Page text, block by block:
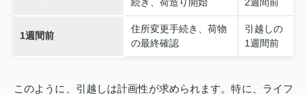
1週間前
住所変更手続き、荷物
の最終確認
引越しの
1週間前
このように、引越しは計画性が求められます。特に、ライフ